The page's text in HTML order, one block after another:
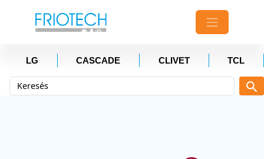
LG CASCADE CLIVET TCL